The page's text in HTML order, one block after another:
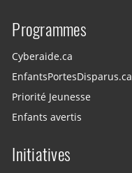
Programmes
Cyberaide.ca
EnfantsPortesDisparus.ca
Priorité Jeunesse
Enfants avertis
Initiatives